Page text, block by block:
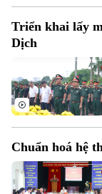
Doanh nghiệp
Đầu tư
Căn hộ
Đất đai
Kinh nghiệm
Tàu
Xe máy
Thị trường
Đánh giá
Giáo dục
Tuyển sinh
Tin tức
Làng nghề
Di tích
Sức khỏe
Dinh dưỡng
Thể thao
Bóng đá
Giải trí
Triển khai lấy
Dịch
Chuẩn hoá hệ